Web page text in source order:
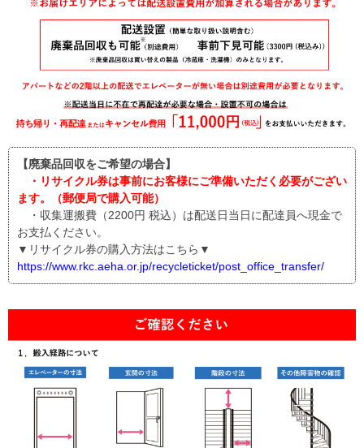
【廃棄品回収をご希望の場合】
・リサイクル券は事前にお客様にご準備いただく必要がござい
ます。（郵便局で購入可能）
・収集運搬費（2200円 税込）は配送日当日に配達員へ現金で
お支払ください。
▼リサイクル券の購入方法はこちら▼
https://www.rkc.aeha.or.jp/recycleticket/post_office_transfer/